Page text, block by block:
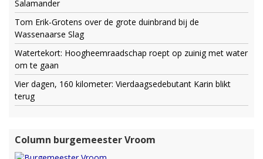
Salamander
Tom Erik-Grotens over de grote duinbrand bij de
Wassenaarse Slag
Watertekort: Hoogheemraadschap roept op zuinig met water
om te gaan
Vier dagen, 160 kilometer: Vierdaagsedebutant Karin blikt
terug
Column burgemeester Vroom